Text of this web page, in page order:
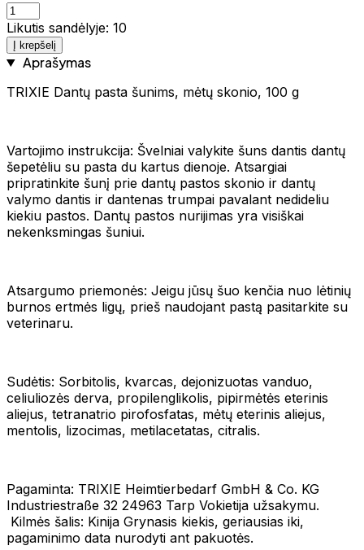
Likutis sandėlyje: 10
Į krepšelį
Aprašymas
TRIXIE Dantų pasta šunims, mėtų skonio, 100 g
Vartojimo instrukcija: Švelniai valykite šuns dantis dantų
šepetėliu su pasta du kartus dienoje. Atsargiai
pripratinkite šunį prie dantų pastos skonio ir dantų
valymo dantis ir dantenas trumpai pavalant nedideliu
kiekiu pastos. Dantų pastos nurijimas yra visiškai
nekenksmingas šuniui.
Atsargumo priemonės: Jeigu jūsų šuo kenčia nuo lėtinių
burnos ertmės ligų, prieš naudojant pastą pasitarkite su
veterinaru.
Sudėtis: Sorbitolis, kvarcas, dejonizuotas vanduo,
celiuliozės derva, propilenglikolis, pipirmėtės eterinis
aliejus, tetranatrio pirofosfatas, mėtų eterinis aliejus,
mentolis, lizocimas, metilacetatas, citralis.
Pagaminta: TRIXIE Heimtierbedarf GmbH & Co. KG
Industriestraße 32 24963 Tarp Vokietija užsakymu.
Kilmės šalis: Kinija Grynasis kiekis, geriausias iki,
pagaminimo data nurodyti ant pakuotės.